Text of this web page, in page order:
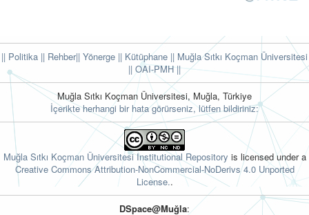
|| Politika || Rehber|| Yönerge || Kütüphane || Muğla Sıtkı Koçman Üniversitesi
|| OAI-PMH ||
Muğla Sıtkı Koçman Üniversitesi, Muğla, Türkiye
İçerikte herhangi bir hata görürseniz, lütfen bildiriniz:
Muğla Sıtkı Koçman Üniversitesi Institutional Repository is licensed under a
Creative Commons Attribution-NonCommercial-NoDerivs 4.0 Unported
License..
DSpace@Muğla: